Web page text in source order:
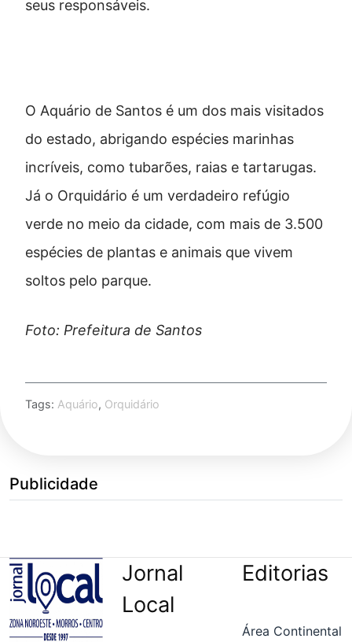
seus responsáveis.
O Aquário de Santos é um dos mais visitados
do estado, abrigando espécies marinhas
incríveis, como tubarões, raias e tartarugas.
Já o Orquidário é um verdadeiro refúgio
verde no meio da cidade, com mais de 3.500
espécies de plantas e animais que vivem
soltos pelo parque.
Foto: Prefeitura de Santos
Tags: Aquário, Orquidário
Publicidade
Jornal
Local
Editorias
Área Continental